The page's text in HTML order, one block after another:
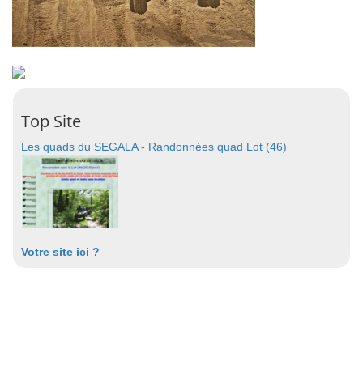
Top Site
Les quads du SEGALA - Randonnées quad Lot (46)
Votre site ici ?